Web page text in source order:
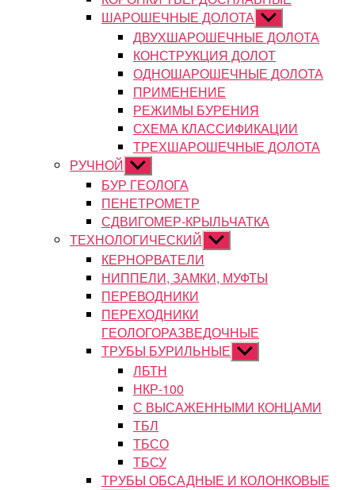
ШАРОШЕЧНЫЕ ДОЛОТА Показывать
подменю
ДВУХШАРОШЕЧНЫЕ ДОЛОТА
КОНСТРУКЦИЯ ДОЛОТ
ОДНОШАРОШЕЧНЫЕ ДОЛОТА
ПРИМЕНЕНИЕ
РЕЖИМЫ БУРЕНИЯ
СХЕМА КЛАССИФИКАЦИИ
ТРЕХШАРОШЕЧНЫЕ ДОЛОТА
РУЧНОЙ Показывать
подменю
БУР ГЕОЛОГА
ПЕНЕТРОМЕТР
СДВИГОМЕР-КРЫЛЬЧАТКА
ТЕХНОЛОГИЧЕСКИЙ Показывать
подменю
КЕРНОРВАТЕЛИ
НИППЕЛИ, ЗАМКИ, МУФТЫ
ПЕРЕВОДНИКИ
ПЕРЕХОДНИКИ
ГЕОЛОГОРАЗВЕДОЧНЫЕ
ТРУБЫ БУРИЛЬНЫЕ Показывать
подменю
ЛБТН
НКР-100
С ВЫСАЖЕННЫМИ КОНЦАМИ
ТБЛ
ТБСО
ТБСУ
ТРУБЫ ОБСАДНЫЕ И КОЛОНКОВЫЕ